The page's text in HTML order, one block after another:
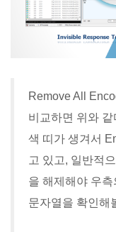
Remove All
비교하면 위와
색 띠가 생겨서
고 있고, 일반적
을 해제해야 우
문자열을 확인해